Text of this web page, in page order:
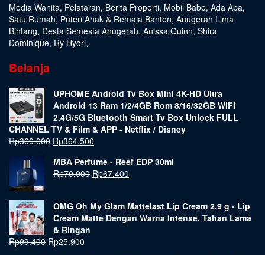
Media Wanita, Pelataran, Berita Properti, Mobil Babe, Ada Apa,
Satu Rumah, Puteri Anak & Remaja Banten, Anugerah Lima
Bintang, Desta Semesta Anugerah, Anissa Quinn, Shira
Dominique, Ry Hyori,
Belanja
UPHOME Android Tv Box Mini 4K-HD Ultra
Android 13 Ram 1/2/4GB Rom 8/16/32GB WIFI
2.4G/5G Bluetooth Smart Tv Box Unlock FULL
CHANNEL TV & Film & APP - Netflix / Disney
Rp369.000 Rp364.500
MBA Perfume - Reef EDP 30ml
Rp79.900 Rp67.400
OMG Oh My Glam Mattelast Lip Cream 2.9 g - Lip
Cream Matte Dengan Warna Intense, Tahan Lama
& Ringan
Rp99.400 Rp25.900